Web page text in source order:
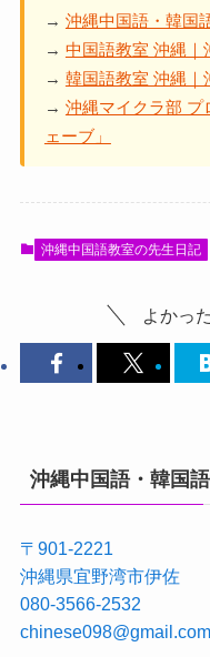
→ 沖縄中国語・韓国
→ 中国語教室 沖縄｜
→ 韓国語教室 沖縄｜
→ 沖縄マイクラ部 プ
ェーブ」
沖縄中国語教室の先生日記
よかっ
沖縄中国語・韓国
〒901-2221
沖縄県宜野湾市伊佐
080-3566-2532
chinese098@gmail.com